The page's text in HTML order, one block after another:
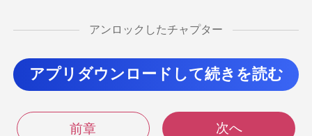
投資
信頼しないで、いつも既婚者と取引
したがるんだろうな。 何が違うんだ
アンロックしたチャプター
アプリダウンロードして続きを読む
前章 次へ